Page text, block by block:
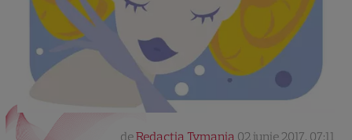
deRedactia Tvmania 02 iunie 2017, 07:11